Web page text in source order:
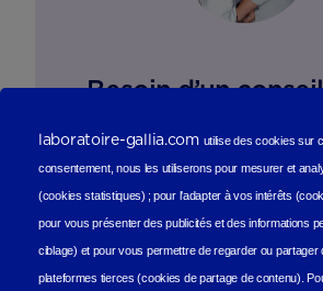
Besoin d’un
Notre équipe d’experts de la
votre disposition jour et nuit
parler produits , nutrition,
laboratoire-gallia.com utilise des cookies sur
consentement, nous les utiliseronspour mesurer et
(cookies statistiques) ;pour l'adapter à vos intérêts
pour vous présenter des publicités et des informations
ciblage) et pour vous permettre de regarder ou partager
plateformes tierces (cookies de partage de contenu).